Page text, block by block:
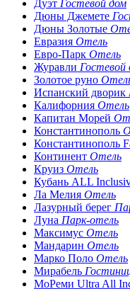
Дуэт Гостевой дом
Дюны Джемете
Дюны Золотые
Евразия Отель
Евро-Парк Отель
Журавли Гостевой
Золотое руно
Испанский дворик
Калифорния Отель
Капитан Морей
Константинополь
Константинополь
Континент Отель
Круиз Отель
Кубань ALL
Ла Мелия Отель
Лазурный берег
Луна Парк-отель
Максимус Отель
Мандарин Отель
Марко Поло Отель
Мирабель
МоРеми Ultra All